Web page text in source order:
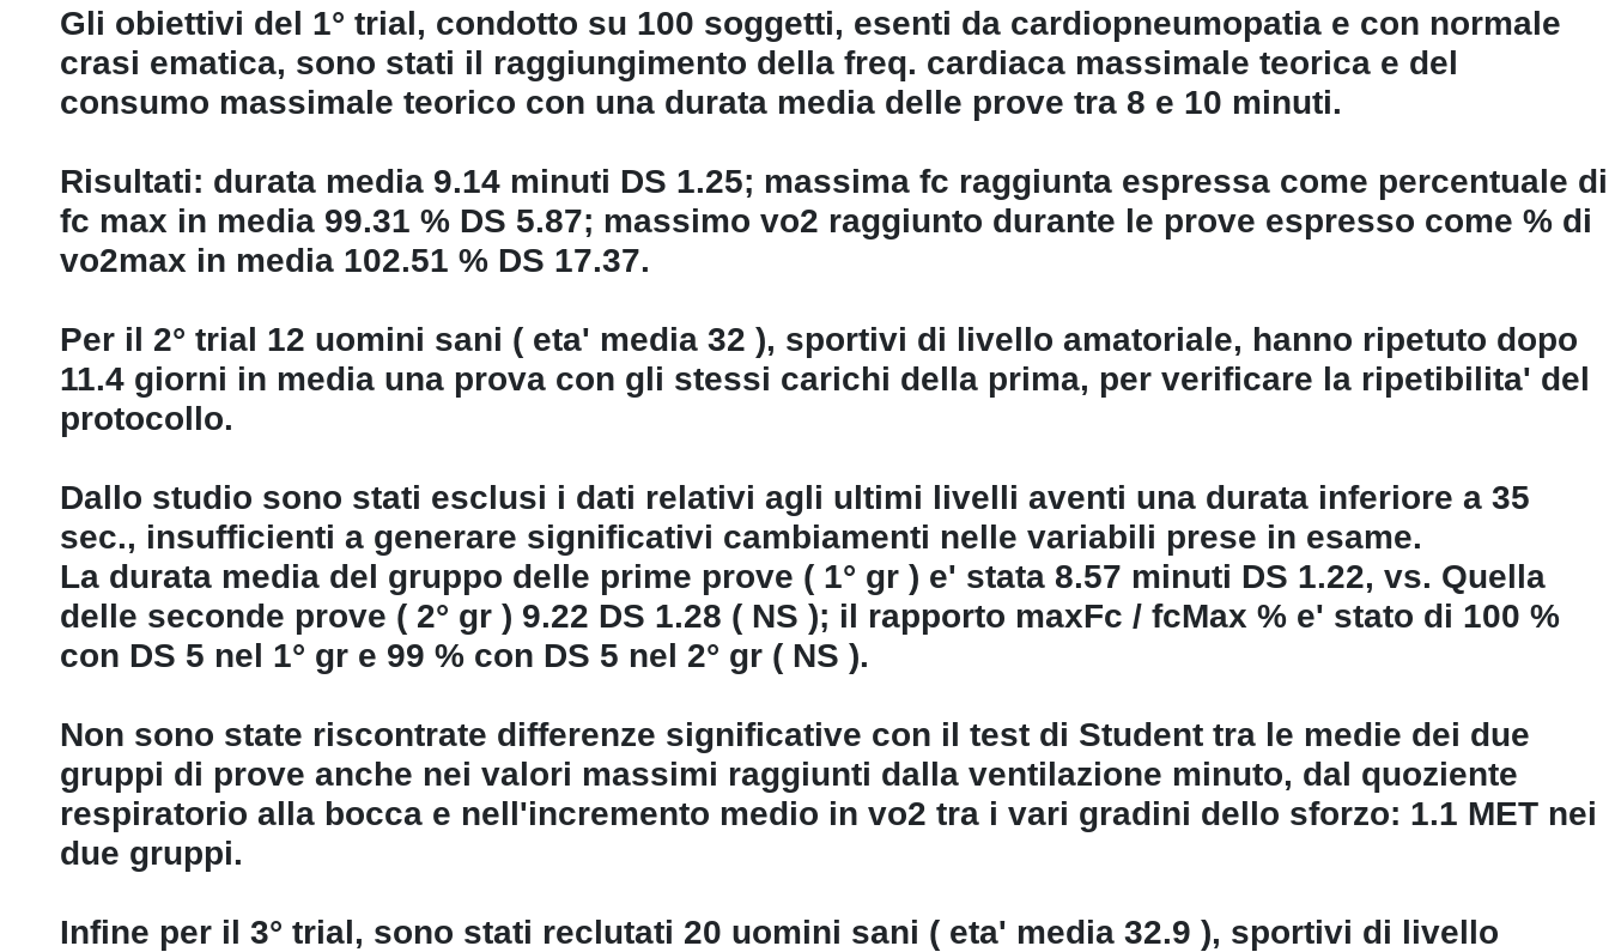
Gli obiettivi del 1° trial, condotto su 100 soggetti, esenti da cardiopneumopatia e con normale
crasi ematica, sono stati il raggiungimento della freq. cardiaca massimale teorica e del
consumo massimale teorico con una durata media delle prove tra 8 e 10 minuti.
Risultati: durata media 9.14 minuti DS 1.25; massima fc raggiunta espressa come percentuale di
fc max in media 99.31 % DS 5.87; massimo vo2 raggiunto durante le prove espresso come % di
vo2max in media 102.51 % DS 17.37.
Per il 2° trial 12 uomini sani ( eta' media 32 ), sportivi di livello amatoriale, hanno ripetuto dopo
11.4 giorni in media una prova con gli stessi carichi della prima, per verificare la ripetibilita' del
protocollo.
Dallo studio sono stati esclusi i dati relativi agli ultimi livelli aventi una durata inferiore a 35
sec., insufficienti a generare significativi cambiamenti nelle variabili prese in esame.
La durata media del gruppo delle prime prove ( 1° gr ) e' stata 8.57 minuti DS 1.22, vs. Quella
delle seconde prove ( 2° gr ) 9.22 DS 1.28 ( NS ); il rapporto maxFc / fcMax % e' stato di 100 %
con DS 5 nel 1° gr e 99 % con DS 5 nel 2° gr ( NS ).
Non sono state riscontrate differenze significative con il test di Student tra le medie dei due
gruppi di prove anche nei valori massimi raggiunti dalla ventilazione minuto, dal quoziente
respiratorio alla bocca e nell'incremento medio in vo2 tra i vari gradini dello sforzo: 1.1 MET nei
due gruppi.
Infine per il 3° trial, sono stati reclutati 20 uomini sani ( eta' media 32.9 ), sportivi di livello